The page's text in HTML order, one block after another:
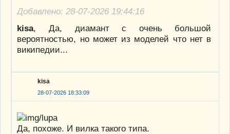
Добавлено: 28-07-2026 19:44:16
kisa, Да, диамант с очень большой
вероятностью, но может из моделей что нет в
википедии...
kisa
28-07-2026 18:33:09
Да, похоже. И вилка такого типа.